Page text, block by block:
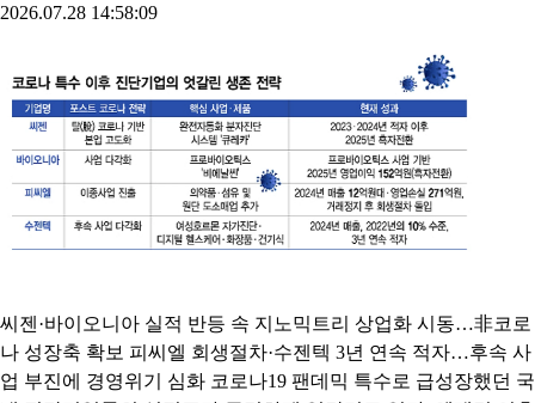
2026.07.28 14:58:09
씨젠·바이오니아 실적 반등 속 지노믹트리 상업화 시동…非코로
나 성장축 확보 피씨엘 회생절차·수젠텍 3년 연속 적자…후속 사
업 부진에 경영위기 심화 코로나19 팬데믹 특수로 급성장했던 국